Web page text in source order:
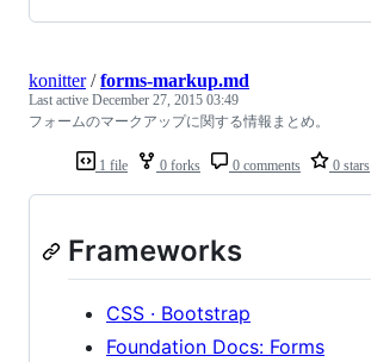
1 file 0 forks 0 comments 0 stars
konitter/forms-markup.md
Last active December 27, 2015 03:49
フォームのマークアップに関する情報まとめ。
Frameworks
CSS · Bootstrap
Foundation Docs: Forms